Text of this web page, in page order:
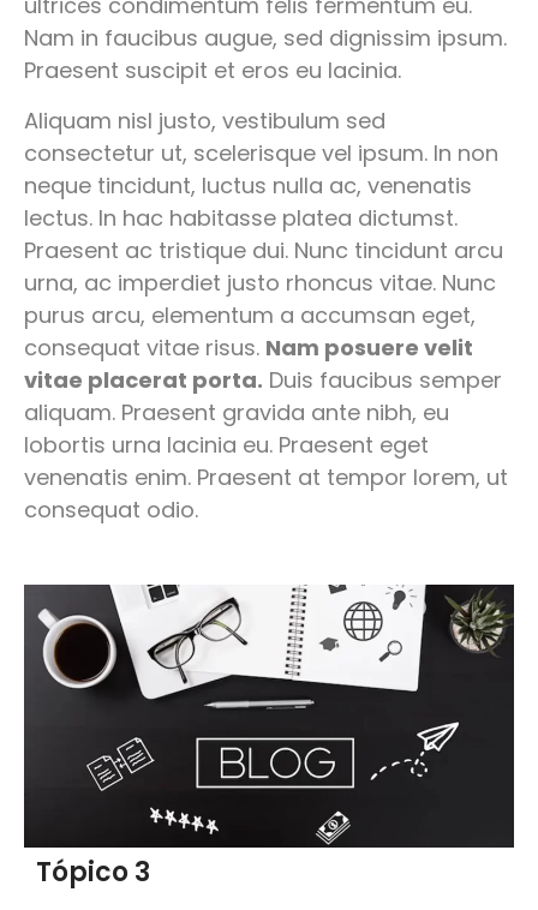
Nam in faucibus augue, sed dignissim ipsum.
Praesent suscipit et eros eu lacinia.
Aliquam nisl justo, vestibulum sed
consectetur ut, scelerisque vel ipsum. In non
neque tincidunt, luctus nulla ac, venenatis
lectus. In hac habitasse platea dictumst.
Praesent ac tristique dui. Nunc tincidunt arcu
urna, ac imperdiet justo rhoncus vitae. Nunc
purus arcu, elementum a accumsan eget,
consequat vitae risus. Nam posuere velit
vitae placerat porta. Duis faucibus semper
aliquam. Praesent gravida ante nibh, eu
lobortis urna lacinia eu. Praesent eget
venenatis enim. Praesent at tempor lorem, ut
consequat odio.
Tópico 3